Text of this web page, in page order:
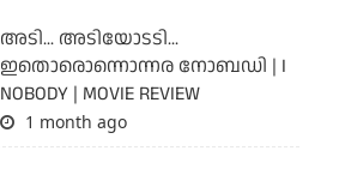
അടി... അടിയോടടി...
ഇതൊരൊന്നൊന്നര നോബഡി | I
NOBODY | MOVIE REVIEW
1 month ago